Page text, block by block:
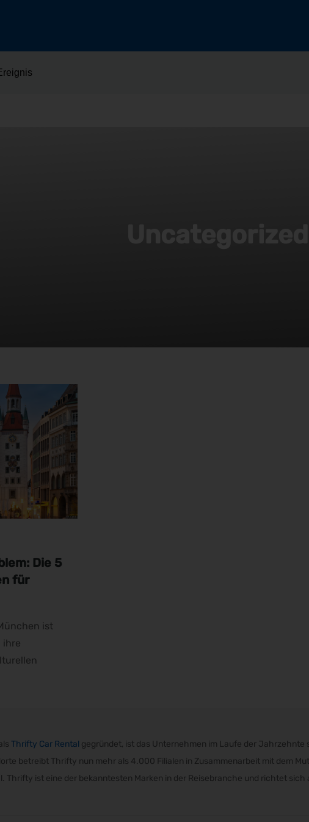
Die 5
für
ist
ihre
Thrifty Car Rental gegründet, ist das Unternehmen im Laufe der
betreibt Thrifty nun mehr als 4.000 Filialen in Zusammenarbeit mit dem
Thrifty ist eine der bekanntesten Marken in der Reisebranche und richtet